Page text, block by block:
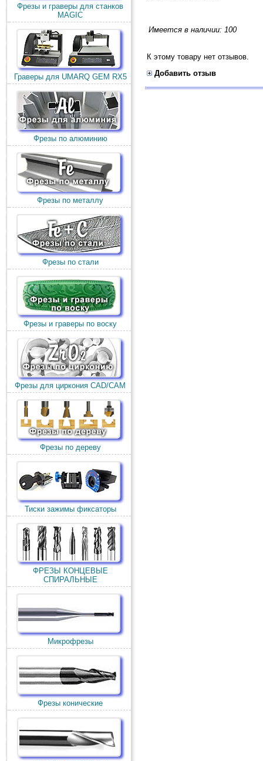
Фрезы и граверы для станков
MAGIC
Граверы для UMARQ GEM RX5
Фрезы по алюминию
Фрезы по металлу
Фрезы по стали
Фрезы и граверы по воску
Фрезы для циркония CAD/CAM
Фрезы по дереву
Тиски зажимы фиксаторы
ФРЕЗЫ КОНЦЕВЫЕ
СПИРАЛЬНЫЕ
Микрофрезы
Фрезы конические
Имеется в наличии: 100
К этому товару нет отзывов.
Добавить отзыв